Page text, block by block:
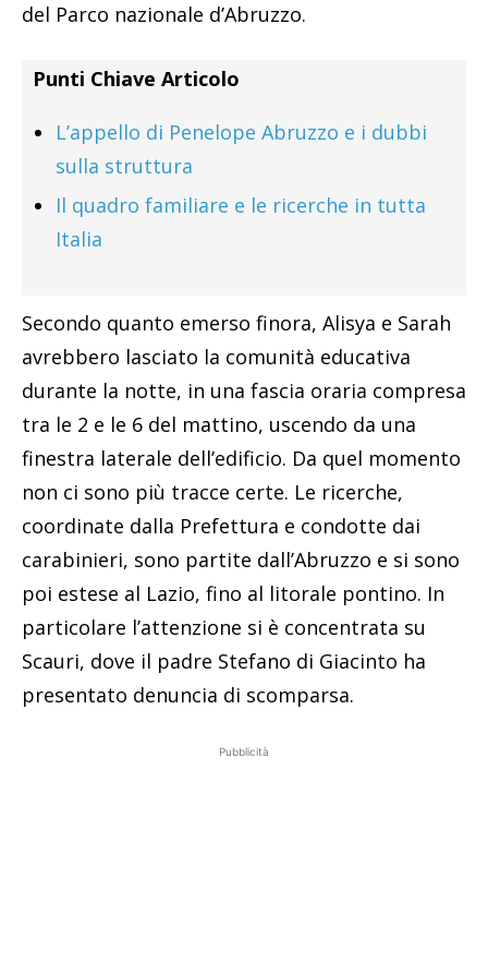
del Parco nazionale d’Abruzzo.
Punti Chiave Articolo
L’appello di Penelope Abruzzo e i dubbi
sulla struttura
Il quadro familiare e le ricerche in tutta
Italia
Secondo quanto emerso finora, Alisya e Sarah
avrebbero lasciato la comunità educativa
durante la notte, in una fascia oraria compresa
tra le 2 e le 6 del mattino, uscendo da una
finestra laterale dell’edificio. Da quel momento
non ci sono più tracce certe. Le ricerche,
coordinate dalla Prefettura e condotte dai
carabinieri, sono partite dall’Abruzzo e si sono
poi estese al Lazio, fino al litorale pontino. In
particolare l’attenzione si è concentrata su
Scauri, dove il padre Stefano di Giacinto ha
presentato denuncia di scomparsa.
Pubblicità